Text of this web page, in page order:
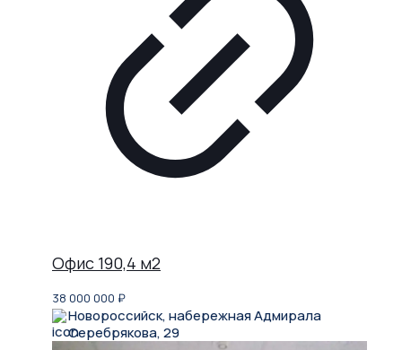
Офис 190,4 м2
38 000 000 ₽
Новороссийск, набережная Адмирала
Серебрякова, 29